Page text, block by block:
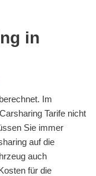
in
Im
Tarife nicht
Sie immer
auf die
auch
für die